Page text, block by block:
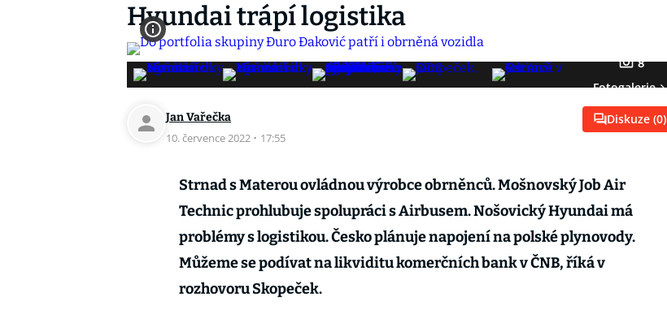
Hyundai trápí logistika
8
Fotogalerie
Jan Vařečka
10. července 2022 · 17:55
Diskuze (0)
Strnad s Materou ovládnou výrobce obrněnců. Mošnovský Job Air
Technic prohlubuje spolupráci s Airbusem. Nošovický Hyundai má
problémy s logistikou. Česko plánuje napojení na polské plynovody.
Můžeme se podívat na likviditu komerčních bank v ČNB, říká v
rozhovoru Skopeček.